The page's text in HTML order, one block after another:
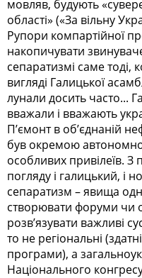
мовляв, будують
області» («За вільну
Рупори компартійної
накопичувати
сепаратизмі саме тоді,
вигляді Галицької
лунали досить часто...
вважали і вважають
П’ємонт в об’єднаній
був окремою
особливих привілеїв. З
погляду і галицький, і
сепаратизм – явища
створювати форуми чи
розв’язувати важливі
то не регіональні
програми), а
Національного